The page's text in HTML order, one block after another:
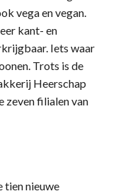
vega en vegan.
kant- en
Iets waar
Trots is de
Heerschap
zeven filialen van
tien nieuwe